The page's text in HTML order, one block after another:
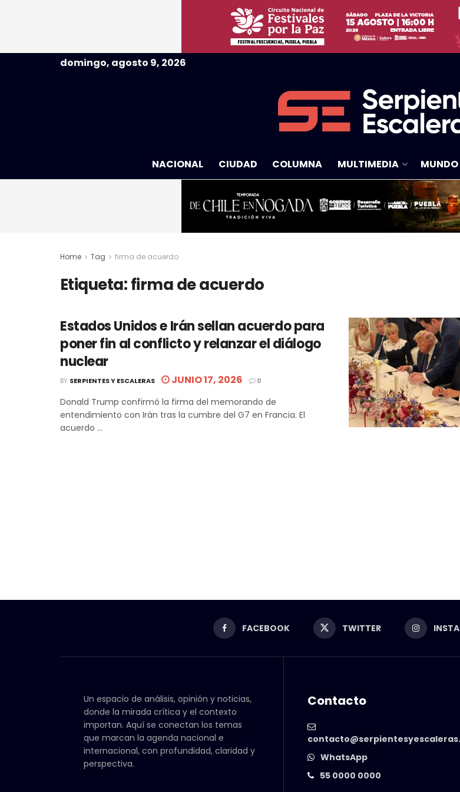
domingo, agosto 9, 2026
NACIONAL CIUDAD COLUMNA MULTIMEDIA MUNDO
Home Tag firma de acuerdo
Etiqueta:firma de acuerdo
Estados Unidos e Irán sellan acuerdo para
poner fin al conflicto y relanzar el diálogo
nuclear
BY SERPIENTES Y ESCALERAS JUNIO 17, 2026 0
Donald Trump confirmó la firma del memorando de
entendimiento con Irán tras la cumbre del G7 en Francia. El
acuerdo ...
FACEBOOK TWITTER
Un espacio de análisis, opinión y noticias,
donde la mirada crítica y el contexto
importan. Aquí se conectan los temas
que marcan la agenda nacional e
internacional, con profundidad, claridad y
perspectiva.
Contacto
WhatsApp
55 0000 0000